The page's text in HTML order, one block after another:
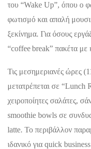
του “Wake Up”, όπου ο
φωτισμό και απαλή
ξεκίνημα. Για όσους
“coffee break” πακέτα με
Τις μεσημεριανές ώρες
μετατρέπεται σε
χειροποίητες σαλάτες,
smoothie bowls σε
latte. Το περιβάλλον
ιδανικό για quick